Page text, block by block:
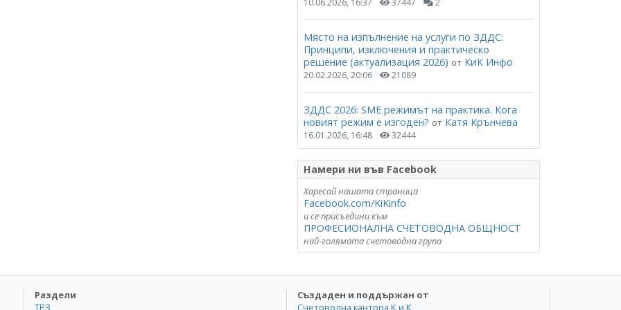
10.06.2026, 16:37 37447 2
Място на изпълнение на услуги по ЗДДС:
Принципи, изключения и практическо
решение (актуализация 2026) от КиК Инфо
20.02.2026, 20:06 21089
ЗДДС 2026: SME режимът на практика. Кога
новият режим е изгоден? от Катя Крънчева
16.01.2026, 16:48 32444
Намери ни във Facebook
Харесай нашата страница
Facebook.com/KiKinfo
и се присъедини към
ПРОФЕСИОНАЛНА СЧЕТОВОДНА ОБЩНОСТ
най-голямата счетоводна група
Раздели
Създаден и поддържан от